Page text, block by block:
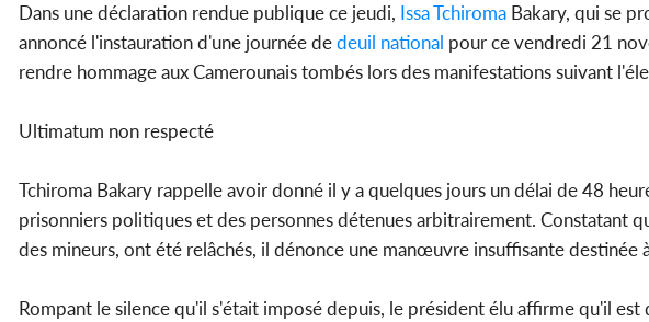
Dans une déclaration rendue publique ce jeudi, Issa Tchiroma Bakary, qui se
annoncé l'instauration d'une journée dedeuil national pour ce vendredi 21
rendre hommage aux Camerounais tombés lors des manifestations suivant
Ultimatum non respecté
Tchiroma Bakary rappelle avoir donné il y a quelques jours un délai de 48
prisonniers politiques et des personnes détenues arbitrairement. Constatant
des mineurs, ont été relâchés, il dénonce une manœuvre insuffisante destinée
Rompant le silence qu'il s'était imposé depuis, le président élu affirme qu'il